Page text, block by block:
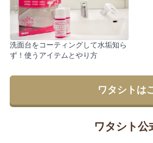
洗面台をコーティングして水垢知ら
ず！使うアイテムとやり方
ワタシトは
ワタシト公